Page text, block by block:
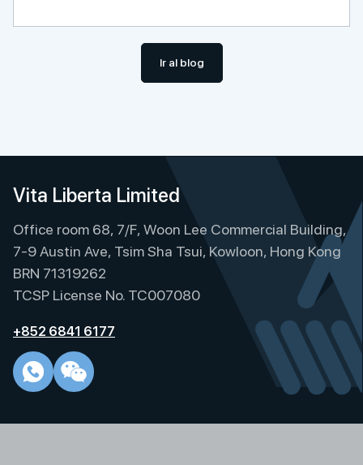
Ir al blog
Vita Liberta Limited
Office room 68, 7/F, Woon Lee Commercial Building,
7-9 Austin Ave, Tsim Sha Tsui, Kowloon, Hong Kong
BRN 71319262
TCSP License No. TC007080
+852 6841 6177